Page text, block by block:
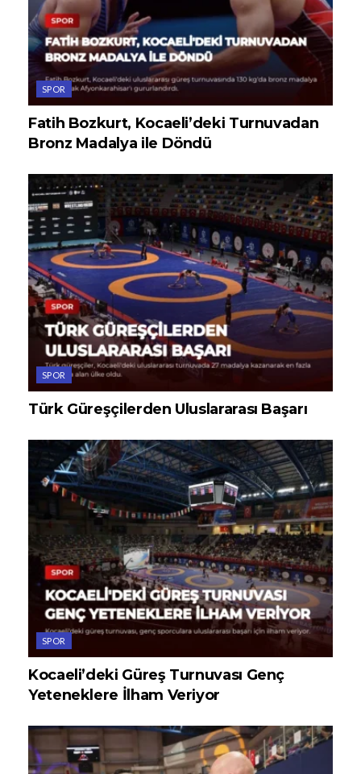
SPOR
Fatih Bozkurt, Kocaeli’deki Turnuvadan
Bronz Madalya ile Döndü
SPOR
Türk Güreşçilerden Uluslararası Başarı
SPOR
Kocaeli’deki Güreş Turnuvası Genç
Yeteneklere İlham Veriyor